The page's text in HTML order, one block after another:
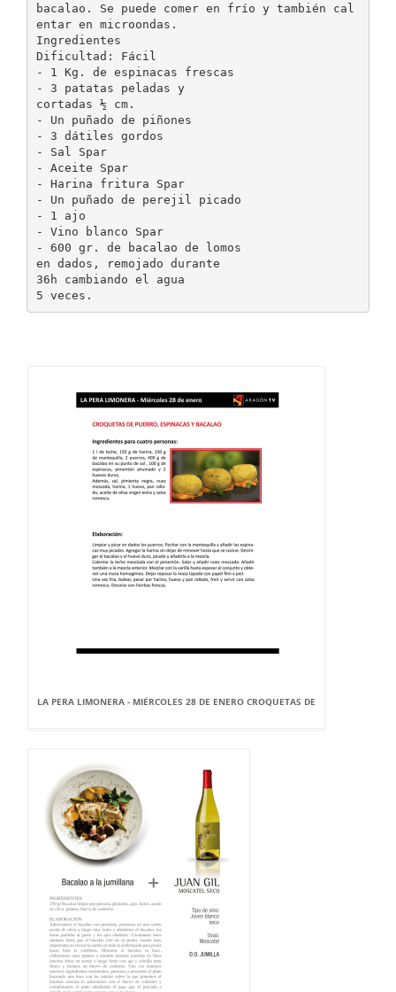
bacalao. Se puede comer en frío y también cal
entar en microondas.
Ingredientes
Dificultad: Fácil
- 1 Kg. de espinacas frescas
- 3 patatas peladas y
cortadas ½ cm.
- Un puñado de piñones
- 3 dátiles gordos
- Sal Spar
- Aceite Spar
- Harina fritura Spar
- Un puñado de perejil picado
- 1 ajo
- Vino blanco Spar
- 600 gr. de bacalao de lomos
en dados, remojado durante
36h cambiando el agua
LA PERA LIMONERA - MIÉRCOLES 28 DE ENERO CROQUETAS DE